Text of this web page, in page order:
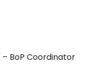
BoP Coordinator